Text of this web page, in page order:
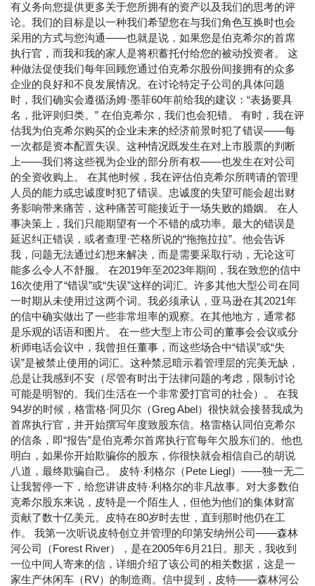
有义务向您提供更多关于您所拥有的资产以及我们的思考的评
论。我们的目标是以一种我们希望您在与我们角色互换时也会
采用的方式与您沟通——也就是说，如果您是伯克希尔的首席
执行官，而我和我的家人是将积蓄托付给您的被动投资者。 这
种做法促使我们每年回顾您通过伯克希尔股份间接拥有的众多
企业的良好和不良发展情况。在讨论特定子公司的具体问题
时，我们确实会遵循汤姆·墨菲60年前给我的建议：“表扬要具
名，批评则归类。” 在伯克希尔，我们也会犯错。 有时，我在评
估我为伯克希尔购买的企业未来的经济前景时犯了错误——每
一次都是资本配置失误。这种情况既发生在对上市股票的判断
上——我们将这些视为企业的部分所有权——也发生在对公司
的全资收购上。 在其他时候，我在评估伯克希尔所聘请的管理
人员的能力或忠诚度时犯了错误。忠诚度的失望可能会超出财
务影响带来痛苦，这种痛苦可能接近于一场失败的婚姻。 在人
事决策上，我们只能期望有一个不错的成功率。最大的错误是
延迟纠正错误，或者查理·芒格所说的“拖拖拉拉”。他会告诉
我，问题无法通过幻想来解决，而是需要采取行动，无论这可
能多么令人不舒服。 在2019年至2023年期间，我在致您的信中
16次使用了“错误”或“失误”这样的词汇。许多其他大型公司在同
一时期从未使用过这两个词。我必须承认，亚马逊在其2021年
的信中确实做出了一些非常坦率的观察。在其他地方，通常都
是乐观的话语和图片。 在一些大型上市公司的董事会会议或分
析师电话会议中，我曾担任董事，而这些场合中“错误”或“失
误”是被禁止使用的词汇。这种禁忌暗示着管理层的完美无缺，
总是让我感到不安（尽管有时出于法律问题的考虑，限制讨论
可能是明智的。我们生活在一个非常爱打官司的社会）。 在我
94岁的时候，格雷格·阿贝尔（Greg Abel）很快就会接替我成为
首席执行官，并开始撰写年度致股东信。格雷格认同伯克希尔
的信条，即“报告”是伯克希尔首席执行官每年欠股东们的。他也
明白，如果你开始欺骗你的股东，你很快就会相信自己的胡说
八道，最终欺骗自己。 皮特·利格尔（Pete Liegl）——独一无二
让我暂停一下，给您讲讲皮特·利格尔的非凡故事。对大多数伯
克希尔股东来说，皮特是一个陌生人，但他为他们的集体财富
贡献了数十亿美元。皮特在80岁时去世，直到那时他仍在工
作。 我第一次听说皮特创立并管理的印第安纳州公司——森林
河公司（Forest River），是在2005年6月21日。那天，我收到
一位中间人寄来的信，详细介绍了该公司的相关数据，这是一
家生产休闲车（RV）的制造商。信中提到，皮特——森林河公